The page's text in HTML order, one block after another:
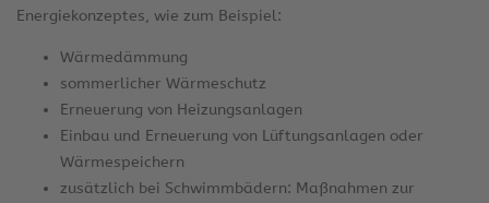
Energiekonzeptes, wie zum Beispiel:
Wärmedämmung
sommerlicher Wärmeschutz
Erneuerung von Heizungsanlagen
Einbau und Erneuerung von Lüftungsanlagen oder
Wärmespeichern
zusätzlich bei Schwimmbädern: Maßnahmen zur